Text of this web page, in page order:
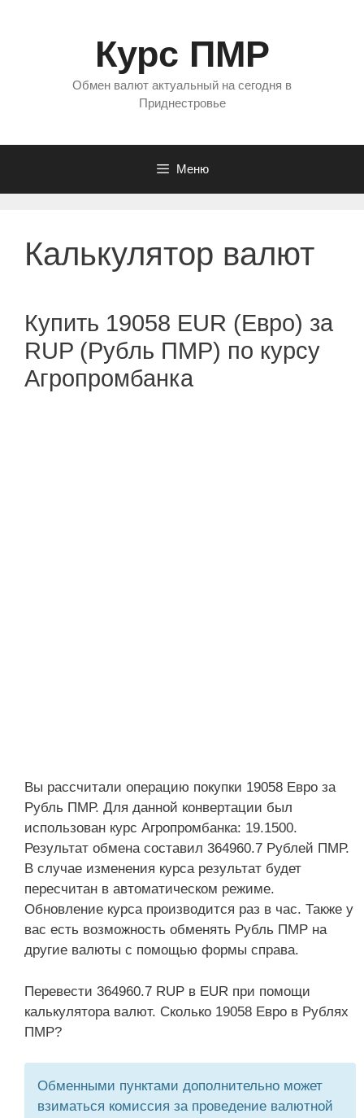
Курс ПМР
Обмен валют актуальный на сегодня в
Приднестровье
Меню
Калькулятор валют
Купить 19058 EUR (Евро) за
RUP (Рубль ПМР) по курсу
Агропромбанка
Вы рассчитали операцию покупки 19058 Евро за
Рубль ПМР. Для данной конвертации был
использован курс Агропромбанка: 19.1500.
Результат обмена составил 364960.7 Рублей ПМР.
В случае изменения курса результат будет
пересчитан в автоматическом режиме.
Обновление курса производится раз в час. Также у
вас есть возможность обменять Рубль ПМР на
другие валюты с помощью формы справа.
Перевести 364960.7 RUP в EUR при помощи
калькулятора валют. Сколько 19058 Евро в Рублях
ПМР?
Обменными пунктами дополнительно может
взиматься комиссия за проведение валютной